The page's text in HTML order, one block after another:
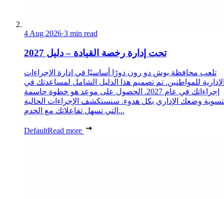
4 Aug 2026·3 min read
تحت إدارة رخصة القيادة – دليل 2027
تلعب محافظة بوش دو رون دورًا أساسيًا في إدارة الإجراءات
للمواطنين. تم تصميم هذا الدليل الشامل لمساعدتك في
إجراءاتك في عام 2027. الحصول على موعد هو خطوة حاسمة
وضعك الإداري بكل هدوء. سنستكشف الإجراءات الحالية
التي تسهل تفاعلاتك مع الخدم...
DefaultRead more